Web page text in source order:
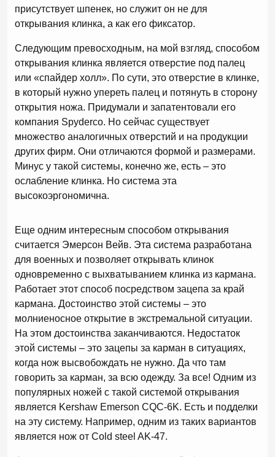
присутствует шпенек, но служит он не для
открывания клинка, а как его фиксатор.
Следующим превосходным, на мой взгляд, способом
открывания клинка является отверстие под палец
или «спайдер холл». По сути, это отверстие в клинке,
в который нужно упереть палец и потянуть в сторону
открытия ножа. Придумали и запатентовали его
компания Spyderco. Но сейчас существует
множество аналогичных отверстий и на продукции
других фирм. Они отличаются формой и размерами.
Минус у такой системы, конечно же, есть – это
ослабление клинка. Но система эта
высокоэргономична.
Еще одним интересным способом открывания
считается Эмерсон Вейв. Эта система разработана
для военных и позволяет открывать клинок
одновременно с выхватыванием клинка из кармана.
Работает этот способ посредством зацепа за край
кармана. Достоинство этой системы – это
молниеносное открытие в экстремальной ситуации.
На этом достоинства заканчиваются. Недостаток
этой системы – это зацепы за карман в ситуациях,
когда нож высвобождать не нужно. Да что там
говорить за карман, за всю одежду. За все! Одним из
популярных ножей с такой системой открывания
является Kershaw Emerson CQC-6K. Есть и подделки
на эту систему. Например, одним из таких вариантов
является нож от Cold steel AK-47.